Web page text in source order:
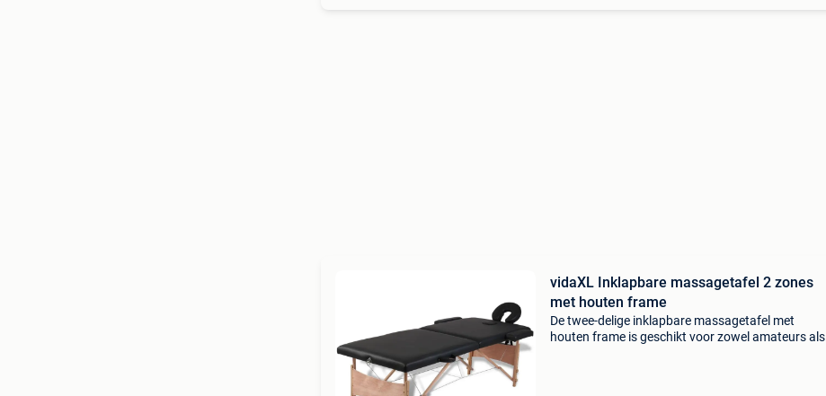
vidaXL Inklapbare massagetafel 2 zones
met houten frame
De twee-delige inklapbare massagetafel met
houten frame is geschikt voor zowel amateurs als